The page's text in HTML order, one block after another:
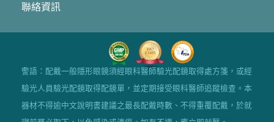
聯絡資訊
警語：配戴一般隱形眼鏡須經眼科醫師驗光配鏡取得處方箋，或經
驗光人員驗光配鏡取得配鏡單，並定期接受眼科醫師追蹤檢查。本
器材不得逾中文說明書建議之最長配戴時數、不得重覆配戴，於就